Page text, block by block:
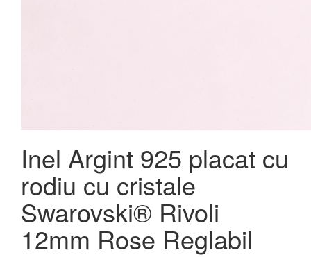
Inel Argint 925 placat cu
rodiu cu cristale
Swarovski® Rivoli
12mm Rose Reglabil